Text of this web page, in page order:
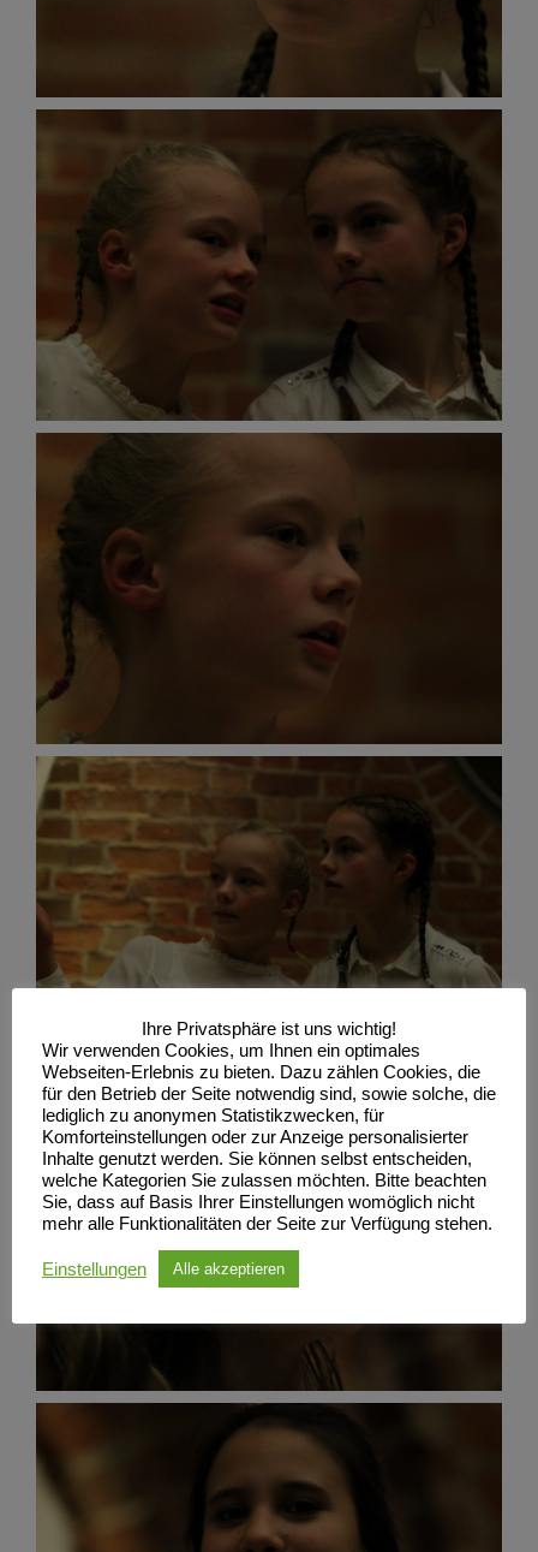
Ihre Privatsphäre ist uns wichtig!
Wir verwenden Cookies, um Ihnen ein optimales
Webseiten-Erlebnis zu bieten. Dazu zählen Cookies, die
für den Betrieb der Seite notwendig sind, sowie solche, die
lediglich zu anonymen Statistikzwecken, für
Komforteinstellungen oder zur Anzeige personalisierter
Inhalte genutzt werden. Sie können selbst entscheiden,
welche Kategorien Sie zulassen möchten. Bitte beachten
Sie, dass auf Basis Ihrer Einstellungen womöglich nicht
mehr alle Funktionalitäten der Seite zur Verfügung stehen.
Einstellungen Alle akzeptieren